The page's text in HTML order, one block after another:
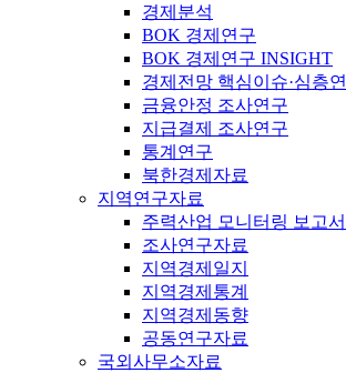
경제분석
BOK 경제연구
BOK 경제연구 INSIGHT
경제전망 핵심이슈·심층
금융안정 조사연구
지급결제 조사연구
통계연구
북한경제자료
지역연구자료
주력산업 모니터링 보고서
조사연구자료
지역경제일지
지역경제통계
지역경제동향
공동연구자료
국외사무소자료